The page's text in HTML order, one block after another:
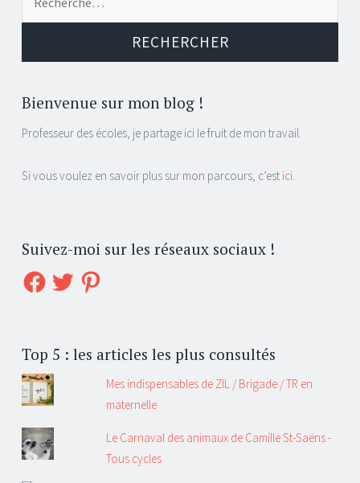
Bienvenue sur mon blog !
Professeur des écoles, je partage ici le fruit de mon travail.
Si vous voulez en savoir plus sur mon parcours, c’est ici
Suivez-moi sur les réseaux sociaux !
Facebook
Twitter Pinterest
Top 5 : les articles les plus consultés
Mes indispensables de ZIL / Brigade / TR en
maternelle
Le Carnaval des animaux de Camille St-Saëns -
Tous cycles